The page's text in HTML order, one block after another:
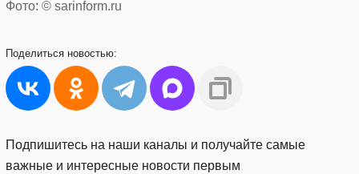
Фото: © sarinform.ru
Поделиться новостью:
Подпишитесь на наши каналы и получайте самые
важные и интересные новости первым